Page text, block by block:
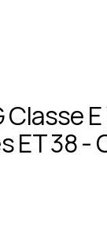
E
ET 38 -